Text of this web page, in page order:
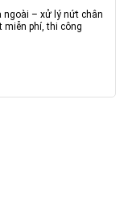
ngoài – xử lý nứt chân
miễn phí, thi công